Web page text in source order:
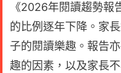
《2026年閱讀趨勢報
的比例逐年下降。家
子的閱讀樂趣。報告
趣的因素，以及家長